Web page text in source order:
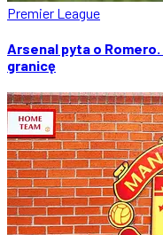
Premier League
Arsenal pyta o
granicę